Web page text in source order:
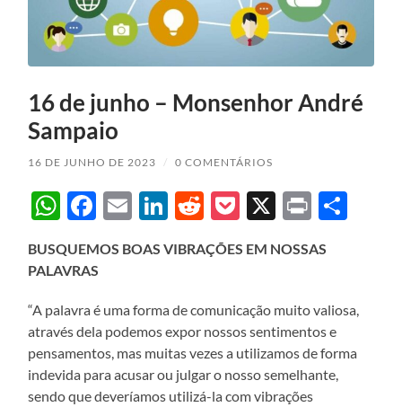
16 de junho – Monsenhor André
Sampaio
16 DE JUNHO DE 2023 / 0 COMENTÁRIOS
WhatsApp
Facebook
EmailLinkedIn
Reddit
Pocket
X Print
BUSQUEMOS BOAS VIBRAÇÕES EM NOSSAS
PALAVRAS
“A palavra é uma forma de comunicação muito valiosa,
através dela podemos expor nossos sentimentos e
pensamentos, mas muitas vezes a utilizamos de forma
indevida para acusar ou julgar o nosso semelhante,
sendo que deveríamos utilizá-la com vibrações